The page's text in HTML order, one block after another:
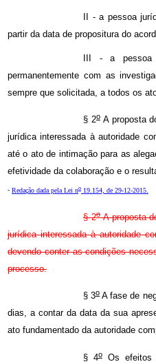
II - a pessoa
partir da data de propositura do
III - a pessoa
permanentemente com as
sempre que solicitada, a todos os
§ 2oA proposta
jurídica interessada à autoridade
até o ato de intimação para as
efetividade da colaboração e o
- Redação dada pela Lei no 19.154, de 29-12-2015.
§ 2oA proposta
jurídica interessada à autoridade
devendo conter as condições
processo.
§ 3oA fase de
dias, a contar da data da sua
ato fundamentado da autoridade
§ 4oOs efeitos